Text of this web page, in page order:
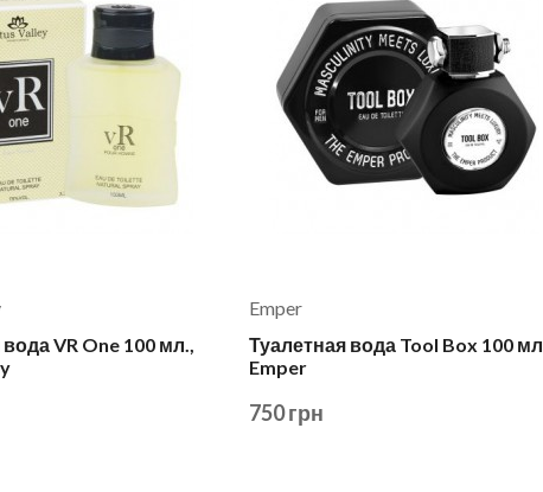
VR One 100 мл.,
Emper
Туалетная вода Tool Box 100 мл.,
Emper
750 грн